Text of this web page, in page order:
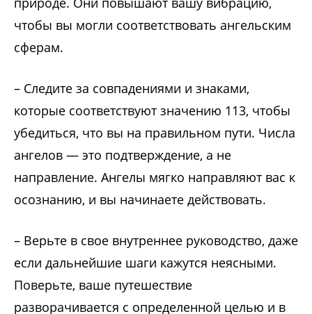
чтобы вы могли соответствовать ангельским
сферам.
– Следите за совпадениями и знаками,
которые соответствуют значению 113, чтобы
убедиться, что вы на правильном пути. Числа
ангелов — это подтверждение, а не
направление. Ангелы мягко направляют вас к
осознанию, и вы начинаете действовать.
– Верьте в свое внутреннее руководство, даже
если дальнейшие шаги кажутся неясными.
Поверьте, ваше путешествие
разворачивается с определенной целью и в